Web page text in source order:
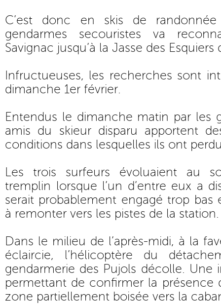
C’est donc en skis de
gendarmes secouristes va
Savignac jusqu’à la Jasse des Esquiers
Infructueuses, les recherches sont
dimanche 1er février.
Entendus le dimanche matin par les
amis du skieur disparu apportent
conditions dans lesquelles ils ont
Les trois surfeurs évoluaient au
tremplin lorsque l’un d’entre eux a
serait probablement engagé trop bas
à remonter vers les pistes de la station.
Dans le milieu de l’après-midi, à la
éclaircie, l’hélicoptère du
gendarmerie des Pujols décolle. Une
permettant de confirmer la présence
zone partiellement boisée vers la